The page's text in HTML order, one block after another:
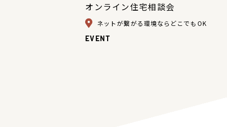
オンライン住宅相談会
ネットが繋がる環境ならどこでもOK
EVENT